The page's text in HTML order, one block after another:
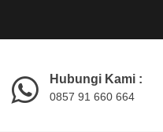
Hubungi Kami :
0857 91 660 664